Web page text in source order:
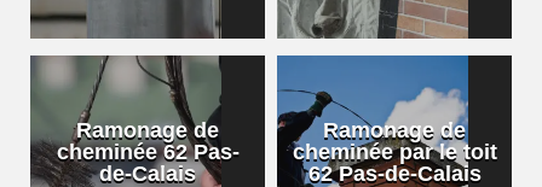
Ramonage de
cheminée 62 Pas-
de-Calais
Ramonage de
cheminée par le toit
62 Pas-de-Calais